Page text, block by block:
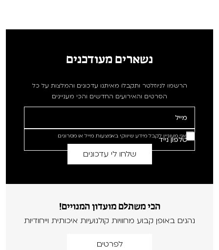
נשארים מעודכנים
הרשמו לניוזלטר ותקבלו מאיתנו עדכונים והמלצות על כל
הסרטים והאירועים החדשים והכי מעניינים
אני מעוניין לקבל מידע שיווקי באמצעות מייל או מסרונים
הכי משתלם מועדון המנויים!
נהנים באופן קבוע מחוויות קולנועיות איכותית וייחודיות
לפרטים